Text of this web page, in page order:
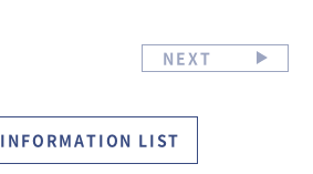
INFORMATION LIST
NEXT